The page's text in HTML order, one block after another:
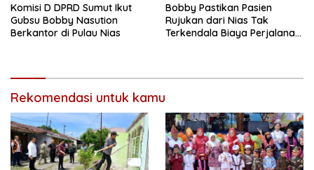
Komisi D DPRD Sumut Ikut
Gubsu Bobby Nasution
Berkantor di Pulau Nias
Bobby Pastikan Pasien
Rujukan dari Nias Tak
Terkendala Biaya Perjalanan
Rekomendasi untuk kamu